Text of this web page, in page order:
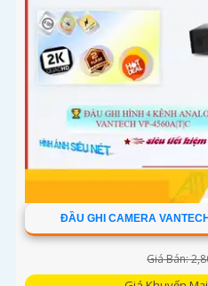
ĐẦU GHI CAMERA
Giá Bán: